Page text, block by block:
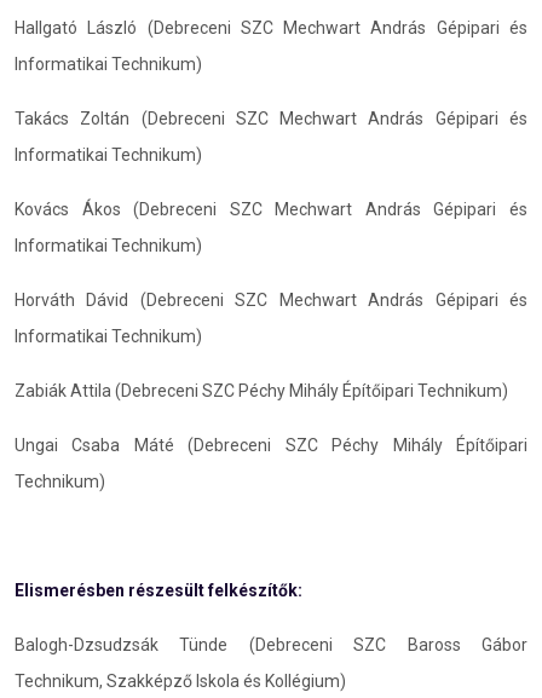
Hallgató László (Debreceni SZC Mechwart András Gépipari és
Informatikai Technikum)
Takács Zoltán (Debreceni SZC Mechwart András Gépipari és
Informatikai Technikum)
Kovács Ákos (Debreceni SZC Mechwart András Gépipari és
Informatikai Technikum)
Horváth Dávid (Debreceni SZC Mechwart András Gépipari és
Informatikai Technikum)
Zabiák Attila (Debreceni SZC Péchy Mihály Építőipari Technikum)
Ungai Csaba Máté (Debreceni SZC Péchy Mihály Építőipari
Technikum)
Elismerésben részesült felkészítők:
Balogh-Dzsudzsák Tünde (Debreceni SZC Baross Gábor
Technikum, Szakképző Iskola és Kollégium)